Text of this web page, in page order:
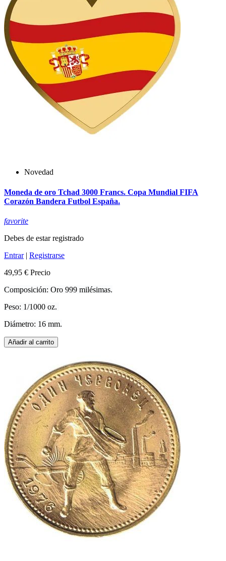
Novedad
Moneda de oro Tchad 3000 Francs. Copa Mundial FIFA
Corazón Bandera Futbol España.
favorite
Debes de estar registrado
Entrar| Registrarse
49,95 € Precio
Composición: Oro 999 milésimas.
Peso: 1/1000 oz.
Diámetro: 16 mm.
Añadir al carrito